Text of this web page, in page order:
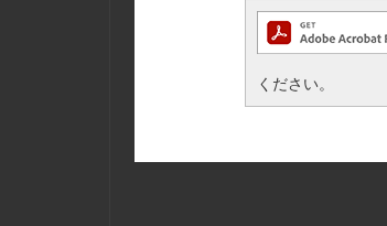
ください。